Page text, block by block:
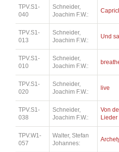
TPV.S1-
040
Schneider,
Joachim F.W.:
TPV.S1-
013
Schneider,
Joachim F.W.:
Und
TPV.S1-
010
Schneider,
Joachim F.W.:
TPV.S1-
020
Schneider,
Joachim F.W.:
live
TPV.S1-
038
Schneider,
Joachim F.W.:
Von
Lieder
TPV.W1-
057
Walter, Stefan
Johannes: